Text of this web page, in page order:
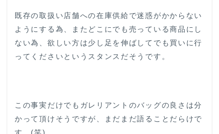
既存の取扱い店舗への在庫供給で迷惑がかからない
ようにする為、またどこにでも売っている商品にし
ない為、欲しい方は少し足を伸ばしてでも買いに行
ってくださいというスタンスだそうです。
この事実だけでもガレリアントのバッグの良さは分
かって頂けそうですが、まだまだ語ることだらけで
す。(笑)